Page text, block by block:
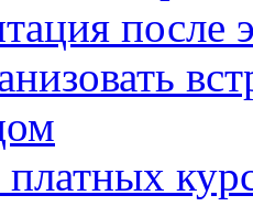
после
платных